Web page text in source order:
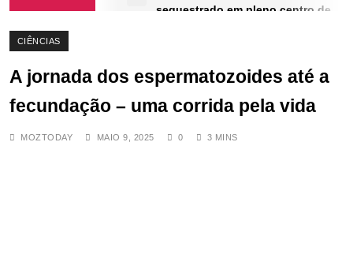
sequestrado em pleno centro de
Israel expande ofensiva para
‘controlar vastas áreas’ em Gaza
Museveni alerta para “guerras
CIÊNCIAS
A jornada dos espermatozoides até a
fecundação – uma corrida pela vida
MOZTODAY MAIO 9, 2025 0 3 MINS